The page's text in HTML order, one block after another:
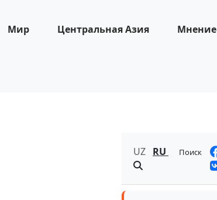
Мир Центральная Азия Мнение
UZ RU Поиск